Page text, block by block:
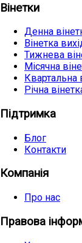
Вінетки
Денна
Вінетка
Тижнева
Місячна
Квартальна
Річна
Підтримка
Блог
Контакти
Компанія
Про нас
Правова